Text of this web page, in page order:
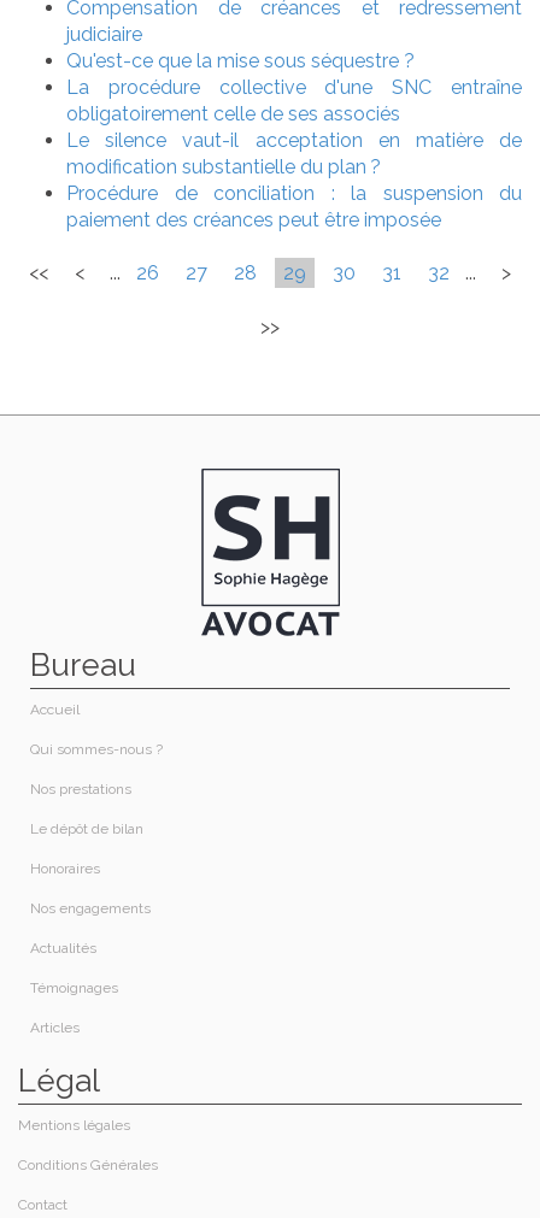
Compensation de créances et redressement
judiciaire
Qu'est-ce que la mise sous séquestre ?
La procédure collective d'une SNC entraîne
obligatoirement celle de ses associés
Le silence vaut-il acceptation en matière de
modification substantielle du plan ?
Procédure de conciliation : la suspension du
paiement des créances peut être imposée
<< < ... 26 27 28 29 30 31 32 ... >
>>
Bureau
Accueil
Qui sommes-nous ?​
Nos prestations​
Le dépôt de bilan
Honoraires​
Nos engagements
Actualités
Témoignages
Articles
Légal
Contact
Mentions légales
Conditions Générales